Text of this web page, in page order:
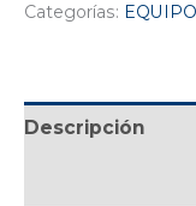
Categorías:
Descripción